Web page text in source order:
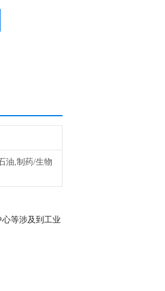
干扰，具有测
。
油,制药/生物
心等涉及到工业